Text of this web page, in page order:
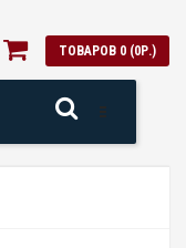
ТОВАРОВ 0 (0Р.)